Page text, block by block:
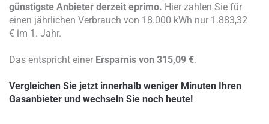
günstigste Anbieter derzeit eprimo. Hier zahlen Sie für
einen jährlichen Verbrauch von 18.000 kWh nur 1.883,32
€ im 1. Jahr.
Das entspricht einer Ersparnis von 315,09 €.
Vergleichen Sie jetzt innerhalb weniger Minuten Ihren
Gasanbieter und wechseln Sie noch heute!